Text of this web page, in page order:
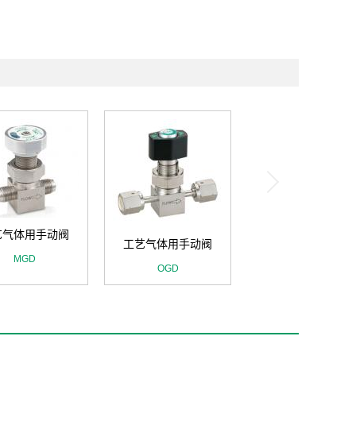
体用手动阀
MGD
工艺气体用手动阀
OGD